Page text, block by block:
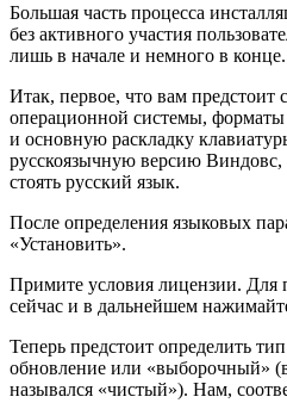
Большая часть процесса
без активного участия
лишь в начале и немного в конце.
Итак, первое, что вам предстоит
операционной системы,
и основную раскладку
русскоязычную версию Виндовс,
стоять русский язык.
После определения языковых
«Установить».
Примите условия лицензии. Для
сейчас и в дальнейшем
Теперь предстоит определить
обновление или «выборочный»
назывался «чистый»). Нам,